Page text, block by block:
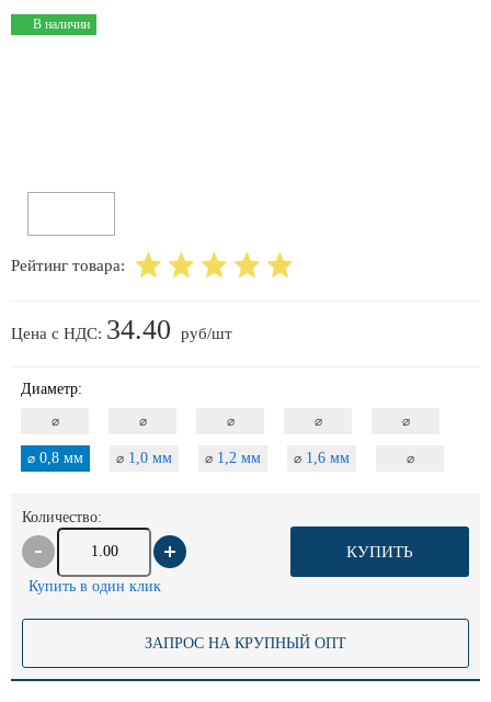
В наличии
Рейтинг товара:
Цена с НДС: 34.40 руб/шт
Диаметр:
⌀ ⌀ ⌀ ⌀ ⌀
⌀ 0,8 мм ⌀ 1,0 мм ⌀ 1,2 мм ⌀ 1,6 мм ⌀
Количество:
КУПИТЬ
Купить в один клик
ЗАПРОС НА КРУПНЫЙ ОПТ